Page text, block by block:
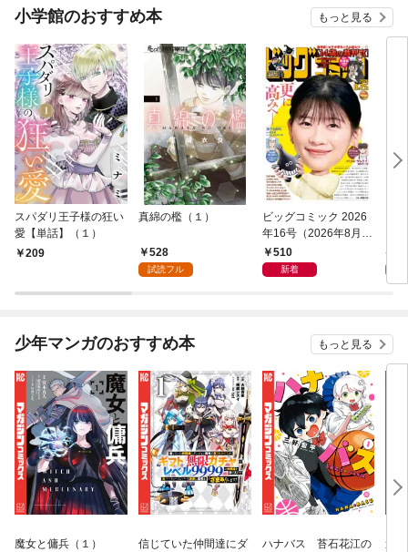
小学館のおすすめ本 もっと見る
スパダリ王子様の狂い
愛【単話】（１）
209
真綿の檻（１）
528
試読フル
ビッグコミック 2026
年16号（2026年8月7
日発売）
510
新着
少年マンガのおすすめ本 もっと見る
魔女と傭兵（１）
信じていた仲間達にダ
ハナバス 苔石花江の
追